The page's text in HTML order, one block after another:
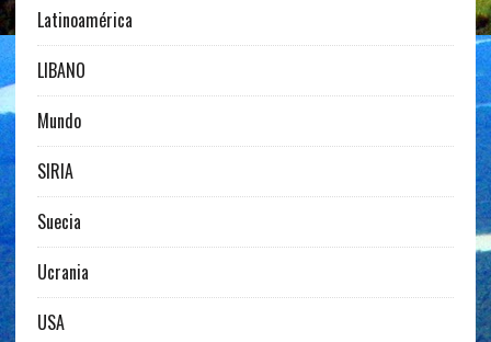
Latinoamérica
LIBANO
Mundo
SIRIA
Suecia
Ucrania
USA